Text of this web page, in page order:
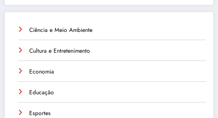
Ciência e Meio Ambiente
Cultura e Entretenimento
Economia
Educação
Esportes